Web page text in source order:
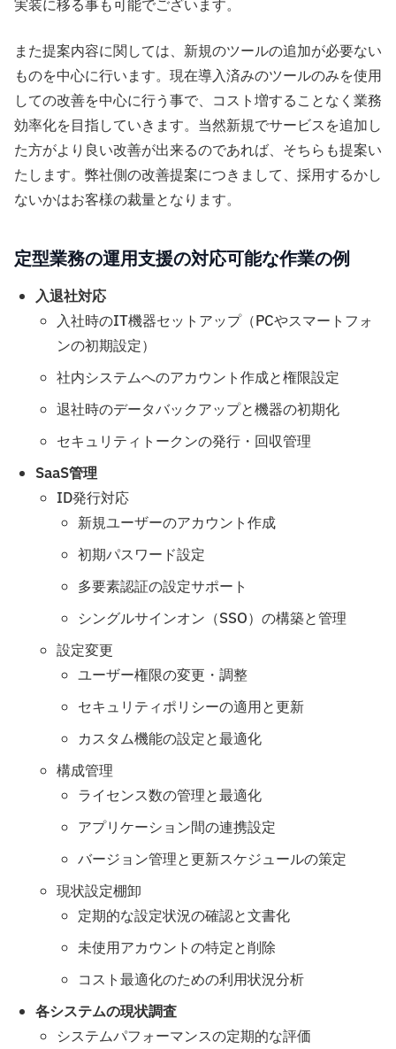
実装に移る事も可能でございます。
また提案内容に関しては、新規のツールの追加が必要ない
ものを中心に行います。現在導入済みのツールのみを使用
しての改善を中心に行う事で、コスト増することなく業務
効率化を目指していきます。当然新規でサービスを追加し
た方がより良い改善が出来るのであれば、そちらも提案い
たします。弊社側の改善提案につきまして、採用するかし
ないかはお客様の裁量となります。
定型業務の運用支援の対応可能な作業の例
入退社対応
入社時のIT機器セットアップ（PCやスマートフォ
ンの初期設定）
社内システムへのアカウント作成と権限設定
退社時のデータバックアップと機器の初期化
セキュリティトークンの発行・回収管理
SaaS管理
ID発行対応
新規ユーザーのアカウント作成
初期パスワード設定
多要素認証の設定サポート
シングルサインオン（SSO）の構築と管理
設定変更
ユーザー権限の変更・調整
セキュリティポリシーの適用と更新
カスタム機能の設定と最適化
構成管理
ライセンス数の管理と最適化
アプリケーション間の連携設定
バージョン管理と更新スケジュールの策定
現状設定棚卸
定期的な設定状況の確認と文書化
未使用アカウントの特定と削除
コスト最適化のための利用状況分析
各システムの現状調査
システムパフォーマンスの定期的な評価